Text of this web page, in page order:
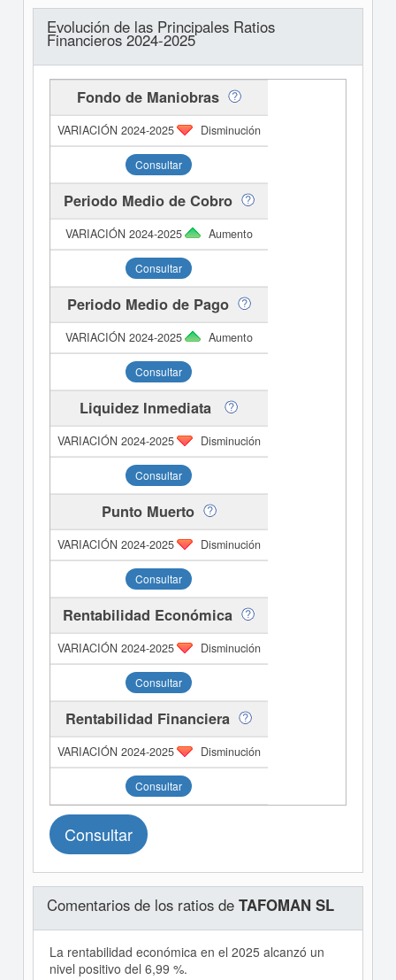
Evolución de las Principales Ratios
Financieros 2024-2025
Fondo de Maniobras
Disminución
Consultar
Periodo Medio de Cobro
Aumento
Consultar
Periodo Medio de Pago
Aumento
Consultar
Liquidez Inmediata
Disminución
Consultar
Punto Muerto
Disminución
Consultar
Rentabilidad Económica
Disminución
Consultar
Rentabilidad Financiera
Disminución
Consultar
Consultar
Comentarios de los ratios de TAFOMAN SL
La rentabilidad económica en el 2025 alcanzó un
nivel positivo del 6,99 %.